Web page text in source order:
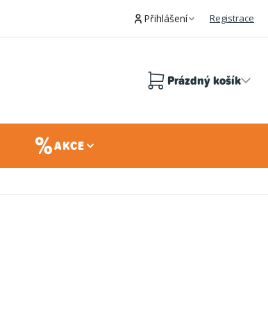
Přihlášení Registrace
Prázdný košík
AKCE